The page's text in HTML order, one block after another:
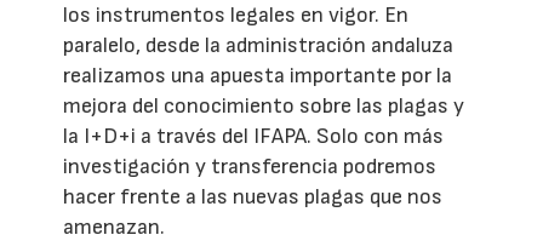
los instrumentos legales en vigor. En
paralelo, desde la administración andaluza
realizamos una apuesta importante por la
mejora del conocimiento sobre las plagas y
la I+D+i a través del IFAPA. Solo con más
investigación y transferencia podremos
hacer frente a las nuevas plagas que nos
amenazan.